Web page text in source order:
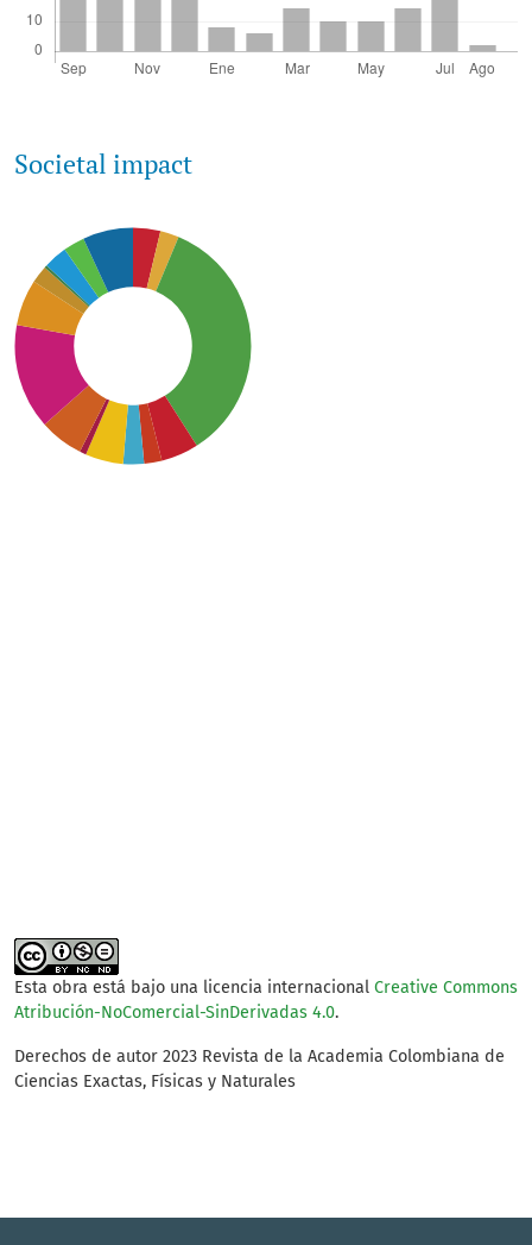
Societal impact
Esta obra está bajo una licencia internacional Creative Commons
Atribución-NoComercial-SinDerivadas 4.0.
Derechos de autor 2023 Revista de la Academia Colombiana de
Ciencias Exactas, Físicas y Naturales